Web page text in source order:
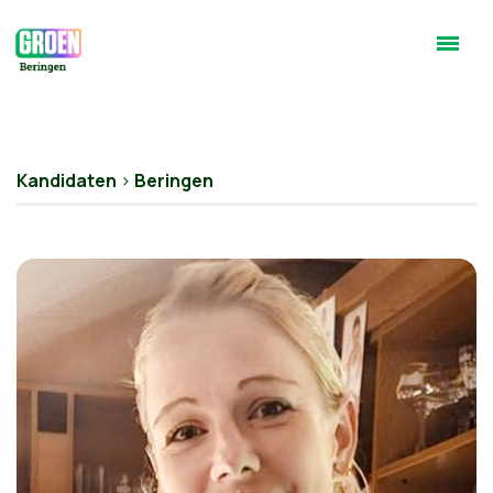
Kandidaten > Beringen